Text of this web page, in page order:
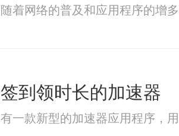
随着网络的普及和应用程序的增
签到领时长的加速器
有一款新型的加速器应用程序，